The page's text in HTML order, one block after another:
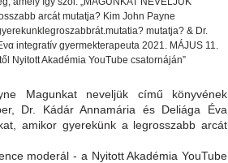
Magunkat neveljük című könyvének
Dr. Kádár Annamária és Deliága Éva
amikor gyerekünk a legrosszabb arcát
moderál - a Nyitott Akadémia YouTube